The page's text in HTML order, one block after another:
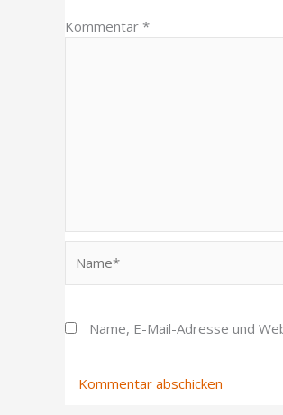
Kommentar *
Name, E-Mail-Adresse und